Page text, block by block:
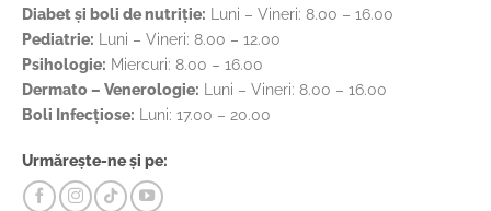
Diabet și boli de nutriție: Luni – Vineri: 8.00 – 16.00
Pediatrie: Luni – Vineri: 8.00 – 12.00
Psihologie: Miercuri: 8.00 – 16.00
Dermato – Venerologie: Luni – Vineri: 8.00 – 16.00
Boli Infecțiose: Luni: 17.00 – 20.00
Urmărește-ne și pe: